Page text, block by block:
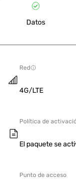
Datos
Red
4G/LTE
Política de
El paquete se
Punto de acceso